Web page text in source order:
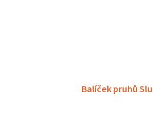
Balíček pruhů